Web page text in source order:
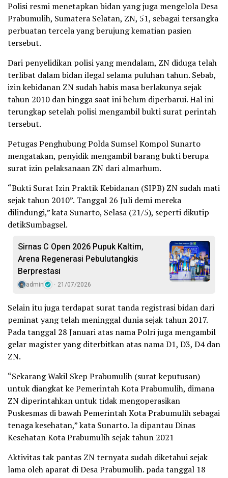
Polisi resmi menetapkan bidan yang juga mengelola Desa
Prabumulih, Sumatera Selatan, ZN, 51, sebagai tersangka
perbuatan tercela yang berujung kematian pasien
tersebut.
Dari penyelidikan polisi yang mendalam, ZN diduga telah
terlibat dalam bidan ilegal selama puluhan tahun. Sebab,
izin kebidanan ZN sudah habis masa berlakunya sejak
tahun 2010 dan hingga saat ini belum diperbarui. Hal ini
terungkap setelah polisi mengambil bukti surat perintah
tersebut.
Petugas Penghubung Polda Sumsel Kompol Sunarto
mengatakan, penyidik ​​mengambil barang bukti berupa
surat izin pelaksanaan ZN dari almarhum.
“Bukti Surat Izin Praktik Kebidanan (SIPB) ZN sudah mati
sejak tahun 2010”. Tanggal 26 Juli demi mereka
dilindungi,” kata Sunarto, Selasa (21/5), seperti dikutip
detikSumbagsel.
Sirnas C Open 2026 Pupuk Kaltim,
Arena Regenerasi Pebulutangkis
Berprestasi
admin 21/07/2026
Selain itu juga terdapat surat tanda registrasi bidan dari
peminat yang telah meninggal dunia sejak tahun 2017.
Pada tanggal 28 Januari atas nama Polri juga mengambil
gelar magister yang diterbitkan atas nama D1, D3, D4 dan
ZN.
“Sekarang Wakil Skep Prabumulih (surat keputusan)
untuk diangkat ke Pemerintah Kota Prabumulih, dimana
ZN diperintahkan untuk tidak mengoperasikan
Puskesmas di bawah Pemerintah Kota Prabumulih sebagai
tenaga kesehatan,” kata Sunarto. Ia dipantau Dinas
Kesehatan Kota Prabumulih sejak tahun 2021
Aktivitas tak pantas ZN ternyata sudah diketahui sejak
lama oleh aparat di Desa Prabumulih. pada tanggal 18